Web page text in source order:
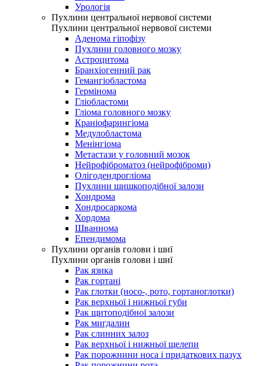
Урологія
Пухлини центральної нервової системи
Пухлини центральної нервової системи
Аденома гіпофізу
Пухлини головного мозку
Астроцитома
Бранхіогенний рак
Гемангіобластома
Гермінома
Гліобластоми
Гліома головного мозку
Краніофарингіома
Медулобластома
Менінгіома
Метастази у головний мозок
Нейрофіброматоз (нейрофіброми)
Олігодендрогліома
Пухлини шишкоподібної залози
Хондрома
Хондросаркома
Хордома
Шваннома
Епендимома
Пухлини органів голови і шиї
Пухлини органів голови і шиї
Рак язика
Рак гортані
Рак глотки (носо-, рото, гортаноглотки)
Рак верхньої і нижньої губи
Рак щитоподібної залози
Рак мигдалин
Рак слинних залоз
Рак верхньої і нижньої щелепи
Рак порожнини носа і придаткових пазух